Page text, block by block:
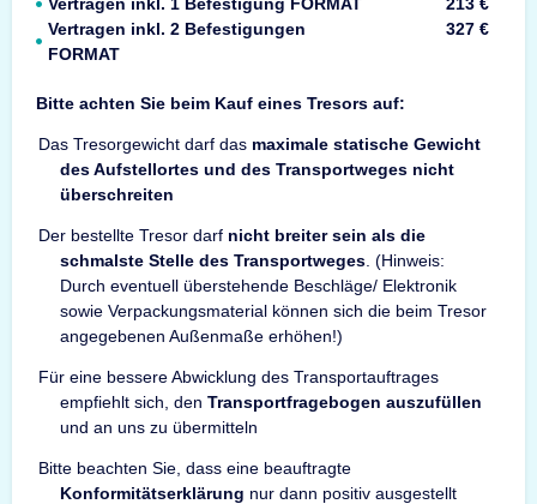
Vertragen inkl. 2 Befestigungen
FORMAT
327 €
Bitte achten Sie beim Kauf eines Tresors auf:
Das Tresorgewicht darf das maximale statische Gewicht
des Aufstellortes und des Transportweges nicht
überschreiten
Der bestellte Tresor darf nicht breiter sein als die
schmalste Stelle des Transportweges . (Hinweis:
Durch eventuell überstehende Beschläge/ Elektronik
sowie Verpackungsmaterial können sich die beim Tresor
angegebenen Außenmaße erhöhen!)
Für eine bessere Abwicklung des Transportauftrages
empfiehlt sich, den Transportfragebogen auszufüllen
und an uns zu übermitteln
Bitte beachten Sie, dass eine beauftragte
Konformitätserklärung nur dann positiv ausgestellt